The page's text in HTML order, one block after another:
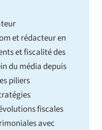
et rédacteur en
et fiscalité des
du média depuis
piliers
fiscales
avec